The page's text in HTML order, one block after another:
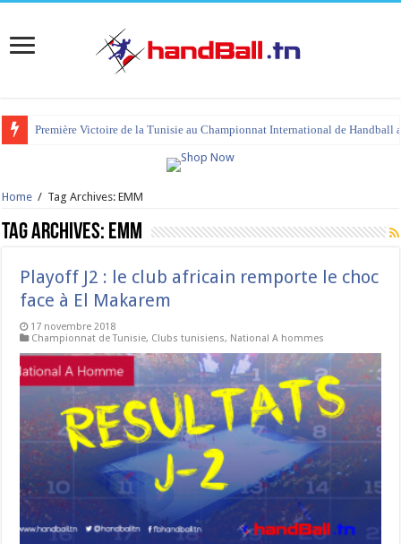
Première Victoire de la Tunisie au Championnat International de Handball
tournoi international Hammamet 2023 : programme et liste des joueurs
Home / Tag Archives: EMM
Tag Archives: EMM
Playoff J2 : le club africain remporte le choc
face à El Makarem
17 novembre 2018
Championnat de Tunisie, Clubs tunisiens, National A hommes